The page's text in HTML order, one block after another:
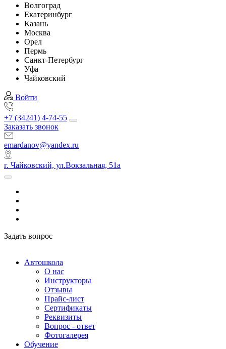
Волгоград
Екатеринбург
Казань
Москва
Орел
Пермь
Санкт-Петербург
Уфа
Чайковский
Войти
+7 (34241) 4-74-55
Заказать звонок
emardanov@yandex.ru
г. Чайковский, ул.Вокзальная, 51а
Задать вопрос
Автошкола
О нас
Инструкторы
Отзывы
Прайс-лист
Сертификаты
Реквизиты
Вопрос - ответ
Фотогалерея
Обучение